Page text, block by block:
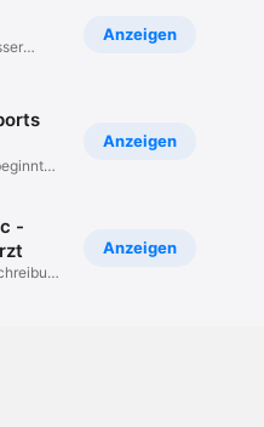
Anzeigen
Anzeigen
Anzeigen
-